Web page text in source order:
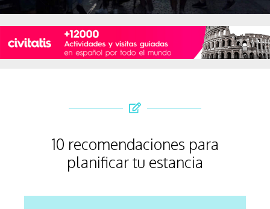
10 recomendaciones para
planificar tu estancia